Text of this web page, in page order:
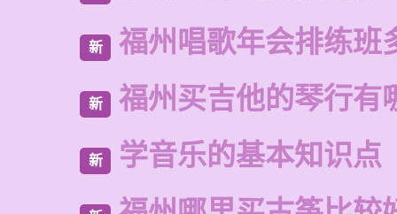
新 福州唱歌年会排练班
新 福州买吉他的琴行有
新 学音乐的基本知识点